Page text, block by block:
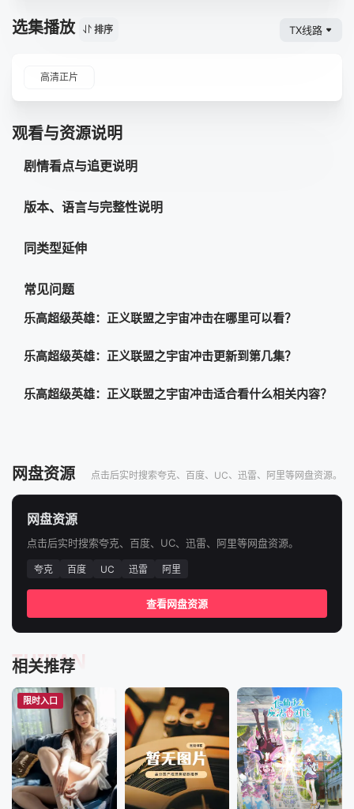
选集播放 排序 TX线路
高清正片
观看与资源说明
剧情看点与追更说明
版本、语言与完整性说明
同类型延伸
常见问题
乐高超级英雄：正义联盟之宇宙冲击在哪里可以看？
乐高超级英雄：正义联盟之宇宙冲击更新到第几集？
乐高超级英雄：正义联盟之宇宙冲击适合看什么相关内容？
网盘资源 点击后实时搜索夸克、百度、UC、迅雷、阿里等网盘资源。
网盘资源
点击后实时搜索夸克、百度、UC、迅雷、阿里等网盘资源。
夸克 百度 UC 迅雷 阿里
查看网盘资源
相关推荐
TUIJIAN
限时入口